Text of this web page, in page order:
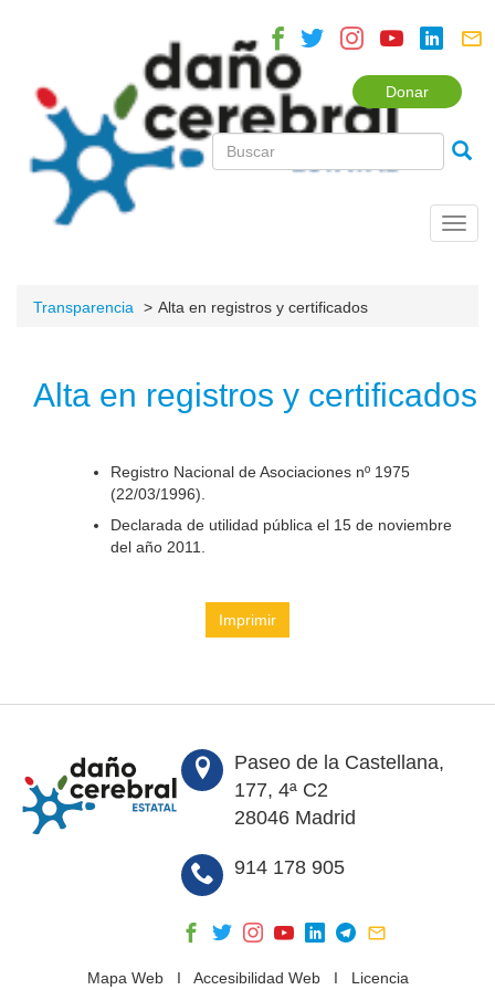
Donar
Transparencia Alta en registros y certificados
Alta en registros y certificados
Registro Nacional de Asociaciones nº 1975
(22/03/1996).
Declarada de utilidad pública el 15 de noviembre
del año 2011.
Imprimir
Paseo de la Castellana,
177, 4ª C2
28046 Madrid
914 178 905
Mapa WebI Accesibilidad WebI Licencia